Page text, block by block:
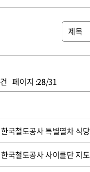
건 페이지 :28/31
한국철도공사 특별열차 식
한국철도공사 사이클단 지